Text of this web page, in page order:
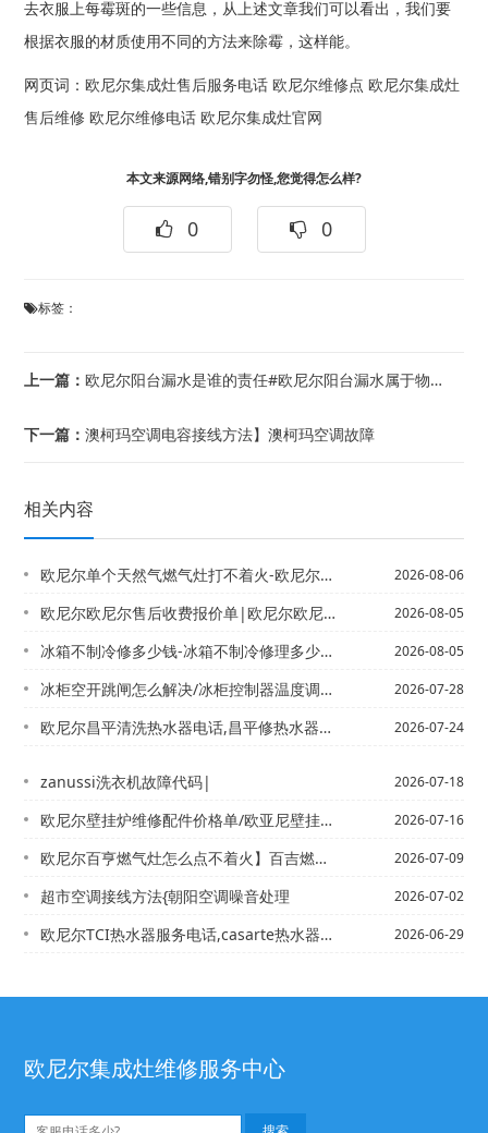
去衣服上每霉斑的一些信息，从上述文章我们可以看出，我们要
根据衣服的材质使用不同的方法来除霉，这样能。
网页词： 欧尼尔集成灶售后服务电话 欧尼尔维修点 欧尼尔集成灶
售后维修 欧尼尔维修电话 欧尼尔集成灶官网
本文来源网络,错别字勿怪,您觉得怎么样?
0 0
标签：
上一篇：欧尼尔阳台漏水是谁的责任#欧尼尔阳台漏水属于物业维修范围吗
下一篇：澳柯玛空调电容接线方法】澳柯玛空调故障
相关内容
欧尼尔单个天然气燃气灶打不着火-欧尼尔单个优惠家燃气灶打不着火 2026-08-06
欧尼尔欧尼尔售后收费报价单|欧尼尔欧尼尔售后收费报价单最新标准 2026-08-05
冰箱不制冷修多少钱-冰箱不制冷修理多少钱 冰箱不制冷修理价格 2026-08-05
冰柜空开跳闸怎么解决/冰柜控制器温度调整方法 2026-07-28
欧尼尔昌平清洗热水器电话,昌平修热水器上门电话&欧尼尔常德品牌热水器电话,常德万... 2026-07-24
zanussi洗衣机故障代码| 2026-07-18
欧尼尔壁挂炉维修配件价格单/欧亚尼壁挂炉新版 2026-07-16
欧尼尔百亨燃气灶怎么点不着火】百吉燃气灶打不着火 2026-07-09
超市空调接线方法{朝阳空调噪音处理 2026-07-02
欧尼尔TCI热水器服务电话,casarte热水器售后电话#tcl燃气灶打不着火 2026-06-29
欧尼尔集成灶维修服务中心